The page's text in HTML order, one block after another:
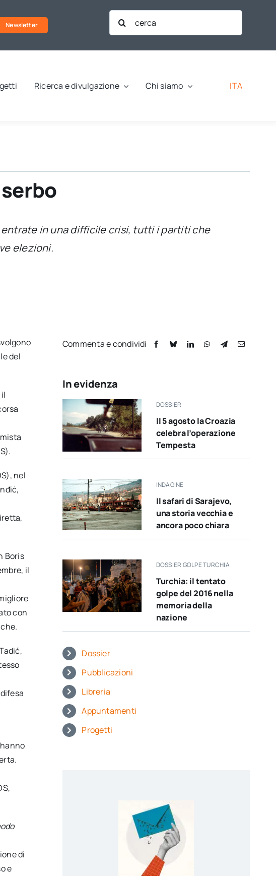
Newsletter
Cerca
per:
Ricerca e divulgazione Chi siamo ITA
in una difficile crisi, tutti i partiti che
elezioni.
del
nel
Boris
il
con
di
e
Commenta e condividi
In evidenza
DOSSIER
Il 5 agosto la Croazia
celebra l’operazione
Tempesta
INDAGINE
Il safari di Sarajevo,
una storia vecchia e
ancora poco chiara
DOSSIER GOLPE TURCHIA
Turchia: il tentato
golpe del 2016 nella
memoria della
nazione
Dossier
Pubblicazioni
Libreria
Appuntamenti
Progetti